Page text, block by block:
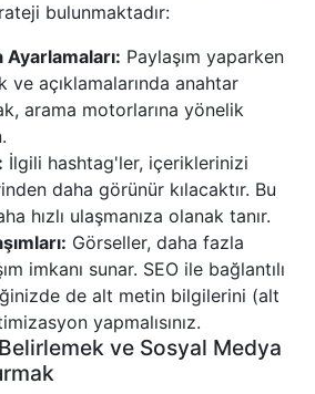
bulunmaktadır:
Ayarlamaları: Paylaşım yaparken
ve açıklamalarında anahtar
arama motorlarına yönelik
İlgili hashtag'ler, içeriklerinizi
daha görünür kılacaktır. Bu
hızlı ulaşmanıza olanak tanır.
Görseller, daha fazla
imkanı sunar. SEO ile bağlantılı
de alt metin bilgilerini (alt
yapmalısınız.
ve Sosyal Medya